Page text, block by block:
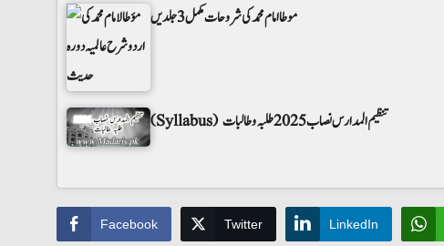
موطا امام محمد کی شروحات مکمل 3 جلدیں
(Syllabus) تنظیم المدارس نصاب 2025 طلبہ و طالبات
Facebook Twitter LinkedIn